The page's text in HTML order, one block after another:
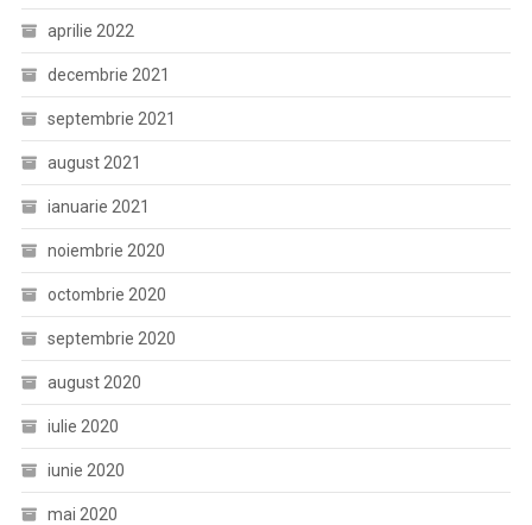
aprilie 2022
decembrie 2021
septembrie 2021
august 2021
ianuarie 2021
noiembrie 2020
octombrie 2020
septembrie 2020
august 2020
iulie 2020
iunie 2020
mai 2020